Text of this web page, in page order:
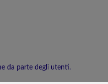
da parte degli utenti.